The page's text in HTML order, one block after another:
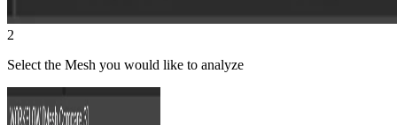
2
Select the Mesh you would like to analyze